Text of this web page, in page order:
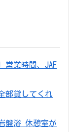
営業時間、JAF
部貸してくれ
盤浴 休憩室が